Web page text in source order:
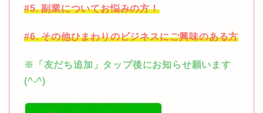
#5. 副業についてお悩みの方！
#6. その他ひまわりのビジネスにご興味のある方
※「友だち追加」タップ後にお知らせ願います
(^-^)